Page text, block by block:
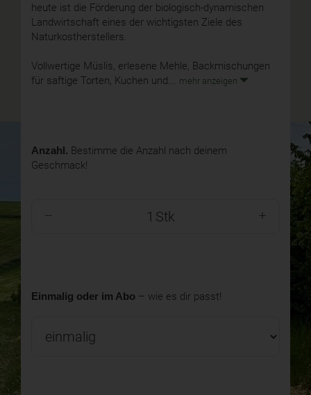
heute ist die Förderung der biologisch-dynamischen
Landwirtschaft eines der wichtigsten Ziele des
Naturkostherstellers.
Vollwertige Müslis, erlesene Mehle, Backmischungen
für saftige Torten, Kuchen und...
mehr anzeigen
Anzahl. Bestimme die Anzahl nach deinem
Geschmack!
Stk
Einmalig oder im Abo – wie es dir passt!